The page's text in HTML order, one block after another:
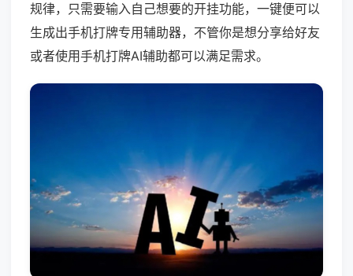
规律，只需要输入自己想要的开挂功能，一键便可以
生成出手机打牌专用辅助器，不管你是想分享给好友
或者使用手机打牌AI辅助都可以满足需求。